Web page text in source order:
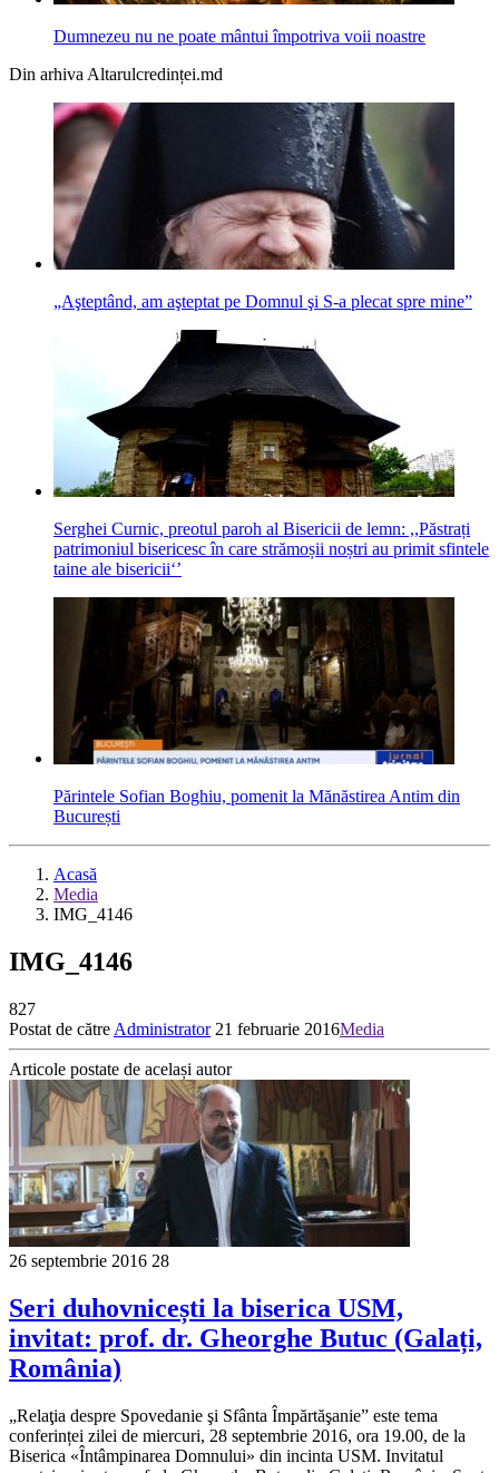
Dumnezeu nu ne poate mântui împotriva voii noastre
Din arhiva Altarulcredinței.md
„Aşteptând, am aşteptat pe Domnul şi S-a plecat spre mine”
Serghei Curnic, preotul paroh al Bisericii de lemn: ,,Păstrați
patrimoniul bisericesc în care strămoșii noștri au primit sfintele
taine ale bisericii‘’
Părintele Sofian Boghiu, pomenit la Mănăstirea Antim din
București
Acasă
Media
IMG_4146
IMG_4146
827
Postat de către Administrator 21 februarie 2016Media
Articole postate de același autor
26 septembrie 2016 28
Seri duhovnicești la biserica USM,
invitat: prof. dr. Gheorghe Butuc (Galați,
România)
„Relaţia despre Spovedanie şi Sfânta Împărtăşanie” este tema
conferinței zilei de miercuri, 28 septembrie 2016, ora 19.00, de la
Biserica «Întâmpinarea Domnului» din incinta USM. Invitatul